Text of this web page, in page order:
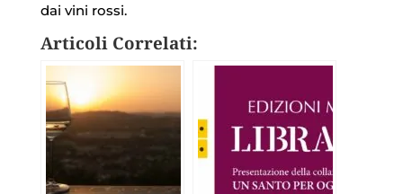
dai vini rossi.
Articoli Correlati: